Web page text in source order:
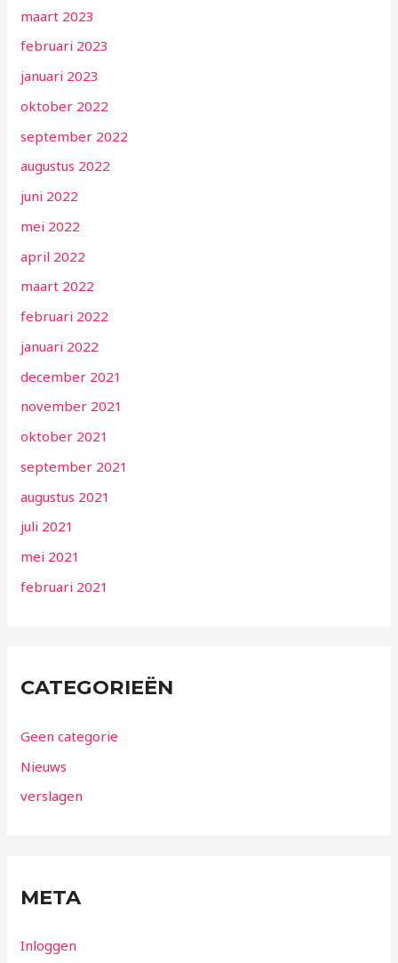
maart 2023
februari 2023
januari 2023
oktober 2022
september 2022
augustus 2022
juni 2022
mei 2022
april 2022
maart 2022
februari 2022
januari 2022
december 2021
november 2021
oktober 2021
september 2021
augustus 2021
juli 2021
mei 2021
februari 2021
CATEGORIEËN
Geen categorie
Nieuws
verslagen
META
Inloggen